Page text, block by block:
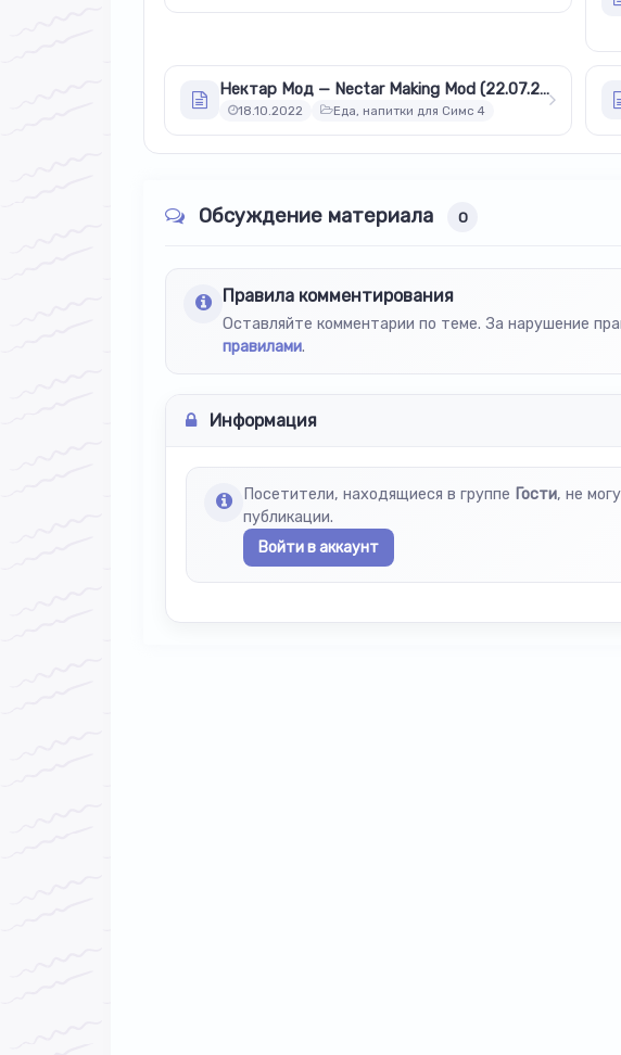
Нектар Мод — Nectar Making Mod (22.07.2021)
18.10.2022 Еда, напитки для Симс 4
Обсуждение материала 0
Правила комментирования
Оставляйте комментарии по теме. За нарушение
правилами.
Информация
Посетители, находящиеся в группе Гости, не
публикации.
Войти в аккаунт